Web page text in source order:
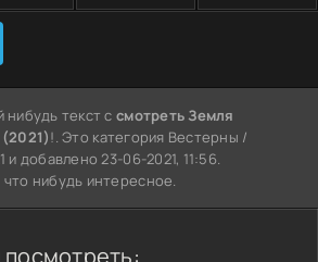
нибудь текст ссмотреть Земля
!. Это категория Вестерны /
добавлено 23-06-2021, 11:56.
нибудь интересное.